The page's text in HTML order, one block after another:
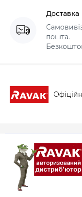
Доставка
пошта.